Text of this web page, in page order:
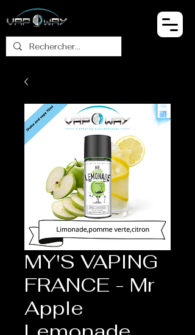
MY'S VAPING
FRANCE - Mr
Apple